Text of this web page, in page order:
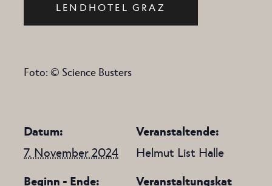
LENDHOTEL GRAZ
Foto: © Science Busters
Datum:
7. November 2024
Beginn - Ende:
Veranstaltende:
Helmut List Halle
Veranstaltungskat